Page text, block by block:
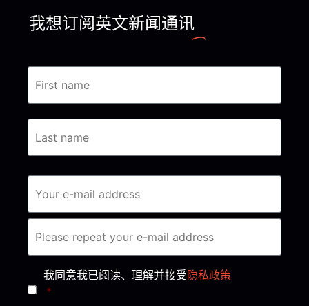
我想订阅英文新闻通讯
Consent *
我同意我已阅读、理解并接受隐私政策
*